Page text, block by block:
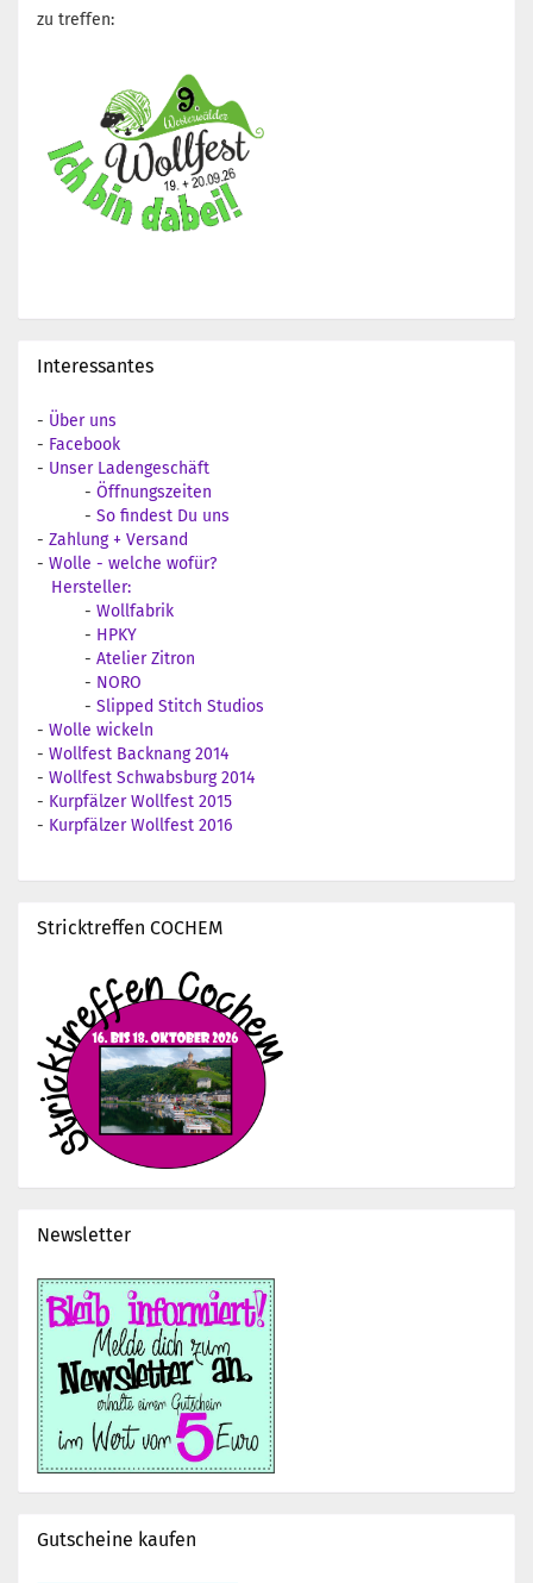
zu treffen:
Interessantes
- Über uns
- Facebook
- Unser Ladengeschäft
- Öffnungszeiten
- So findest Du uns
- Zahlung + Versand
- Wolle - welche wofür?
Hersteller:
- Wollfabrik
- HPKY
- Atelier Zitron
- NORO
- Slipped Stitch Studios
- Wolle wickeln
- Wollfest Backnang 2014
- Wollfest Schwabsburg 2014
- Kurpfälzer Wollfest 2015
- Kurpfälzer Wollfest 2016
Stricktreffen COCHEM
Newsletter
Gutscheine kaufen